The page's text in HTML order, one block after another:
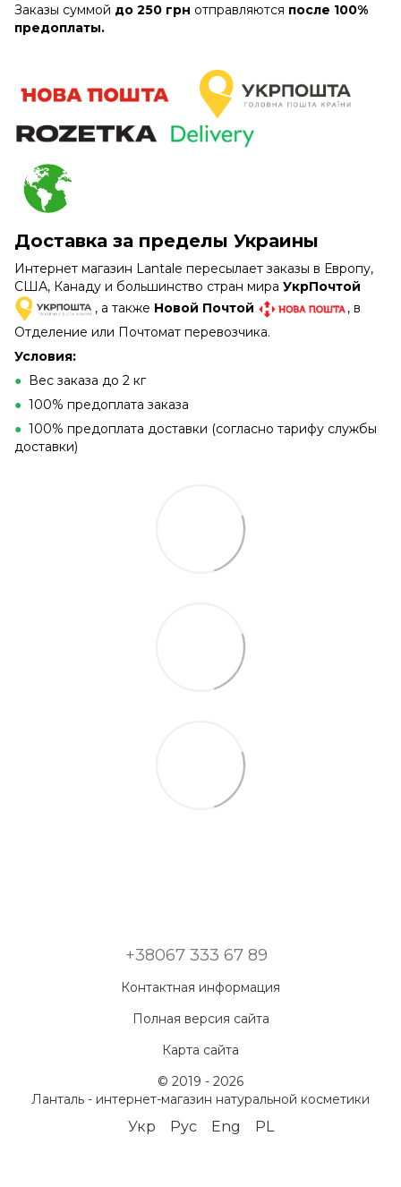
Заказы суммой до 250 грн отправляются после 100%
предоплаты.
Доставка за пределы Украины
Интернет магазин Lantale пересылает заказы в Европу,
США, Канаду и большинство стран мира УкрПочтой
, а также Новой Почтой
, в
Отделение или Почтомат перевозчика.
Условия:
● Вес заказа до 2 кг
● 100% предоплата заказа
● 100% предоплата доставки (согласно тарифу службы
доставки)
+38067 333 67 89
Контактная информация
Полная версия сайта
Карта сайта
© 2019 - 2026
Ланталь - интернет-магазин натуральной косметики
Укр Рус Eng PL